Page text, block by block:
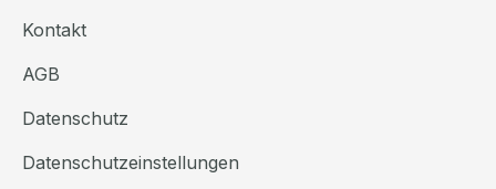
Kontakt
AGB
Datenschutz
Datenschutzeinstellungen